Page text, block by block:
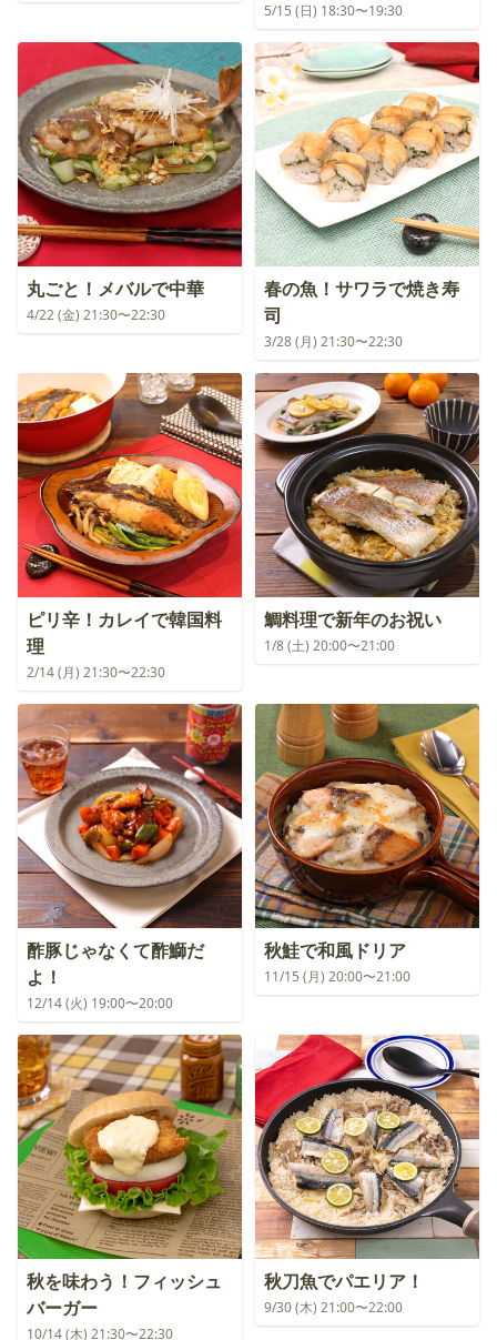
5/15 (日) 18:30〜19:30
丸ごと！メバルで中華
4/22 (金) 21:30〜22:30
春の魚！サワラで焼き寿
司
3/28 (月) 21:30〜22:30
ピリ辛！カレイで韓国料
理
2/14 (月) 21:30〜22:30
鯛料理で新年のお祝い
1/8 (土) 20:00〜21:00
酢豚じゃなくて酢鰤だ
よ！
12/14 (火) 19:00〜20:00
秋鮭で和風ドリア
11/15 (月) 20:00〜21:00
秋を味わう！フィッシュ
バーガー
10/14 (木) 21:30〜22:30
秋刀魚でパエリア！
9/30 (木) 21:00〜22:00